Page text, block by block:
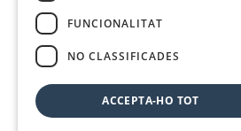
FUNCIONALITAT
NO CLASSIFICADES
ACCEPTA-HO TOT